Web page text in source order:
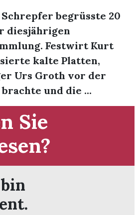
begrüsste 20
diesjährigen
Festwirt Kurt
kalte Platten,
Urs Groth vor der
und die ...
Sie